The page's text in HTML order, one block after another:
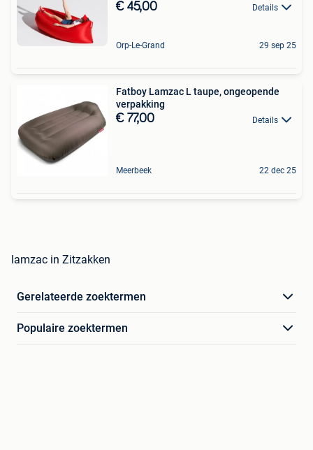
€ 45,00 Details
Orp-Le-Grand 29 sep 25
Fatboy Lamzac L taupe, ongeopende
verpakking
€ 77,00 Details
Meerbeek 22 dec 25
lamzac in Zitzakken
Gerelateerde zoektermen
Populaire zoektermen